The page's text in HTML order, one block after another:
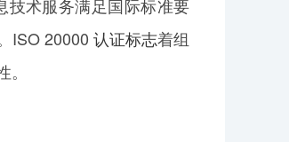
技术服务满足国际标准要
ISO 20000 认证标志着组